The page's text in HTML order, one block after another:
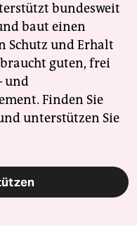
bundesweit
baut einen
Schutz und Erhalt
guten, frei
und
Finden Sie
unterstützen Sie